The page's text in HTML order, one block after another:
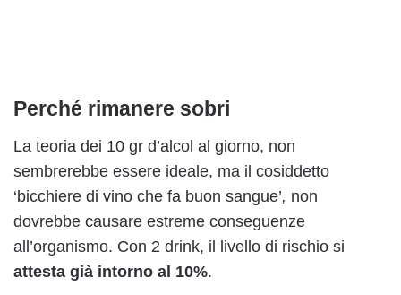
Perché rimanere sobri
La teoria dei 10 gr d’alcol al giorno, non
sembrerebbe essere ideale, ma il cosiddetto
‘bicchiere di vino che fa buon sangue’, non
dovrebbe causare estreme conseguenze
all’organismo. Con 2 drink, il livello di rischio si
attesta già intorno al 10%.